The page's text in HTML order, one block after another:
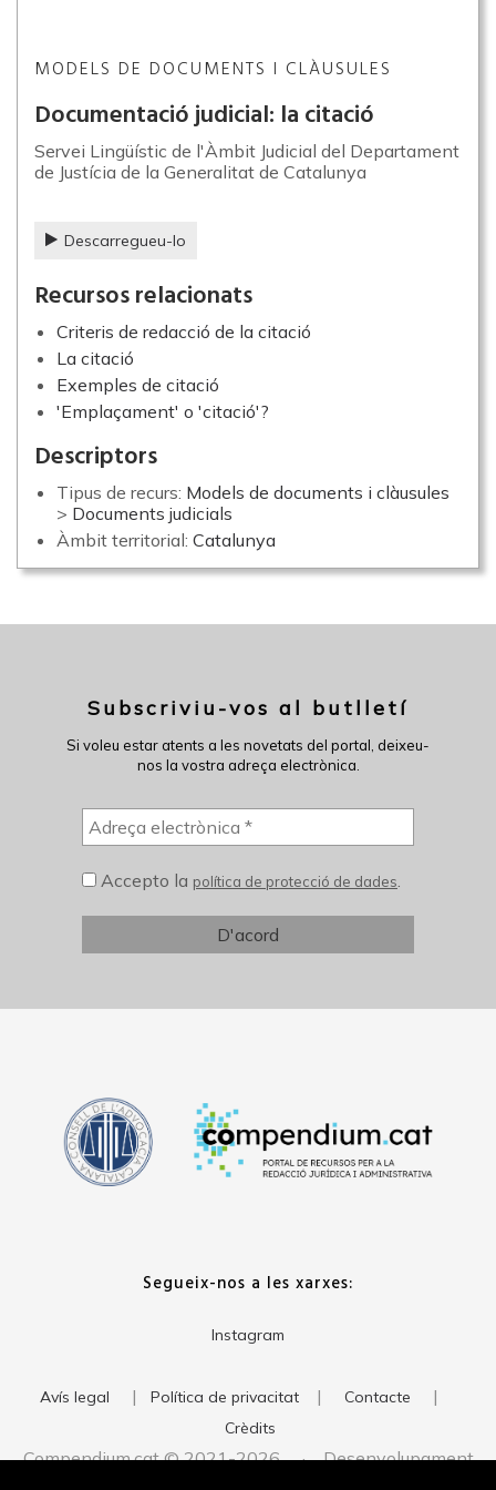
MODELS DE DOCUMENTS I CLÀUSULES
Documentació judicial: la citació
Servei Lingüístic de l'Àmbit Judicial del Departament
de Justícia de la Generalitat de Catalunya
Descarregueu-lo
Recursos relacionats
Criteris de redacció de la citació
La citació
Exemples de citació
'Emplaçament' o 'citació'?
Descriptors
Tipus de recurs: Models de documents i clàusules
> Documents judicials
Àmbit territorial: Catalunya
Subscriviu-vos al butlletí
Si voleu estar atents a les novetats del portal, deixeu-
nos la vostra adreça electrònica.
Accepto la política de protecció de dades.
Segueix-nos a les xarxes:
Instagram
Avís legal | Política de privacitat | Contacte |
Crèdits
Compendium.cat © 2021-2026 · Desenvolupament